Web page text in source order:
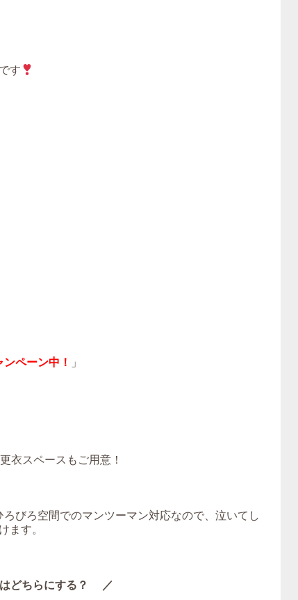
す
ペーン中！ 」
衣スペースもご用意！
びろ空間でのマンツーマン対応なので、泣いてし
ます。
どちらにする？ ／